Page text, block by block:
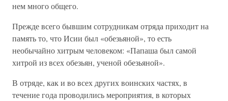
нем много общего.
Прежде всего бывшим сотрудникам отряда приходит на
память то, что Исии был «обезьяной», то есть
необычайно хитрым человеком: «Папаша был самой
хитрой из всех обезьян, ученой обезьяной».
В отряде, как и во всех других воинских частях, в
течение года проводились мероприятия, в которых